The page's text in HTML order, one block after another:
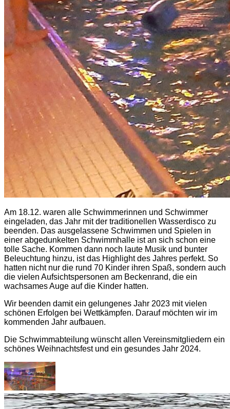
Am 18.12. waren alle Schwimmerinnen und Schwimmer
eingeladen, das Jahr mit der traditionellen Wasserdisco zu
beenden. Das ausgelassene Schwimmen und Spielen in
einer abgedunkelten Schwimmhalle ist an sich schon eine
tolle Sache. Kommen dann noch laute Musik und bunter
Beleuchtung hinzu, ist das Highlight des Jahres perfekt. So
hatten nicht nur die rund 70 Kinder ihren Spaß, sondern auch
die vielen Aufsichtspersonen am Beckenrand, die ein
wachsames Auge auf die Kinder hatten.
Wir beenden damit ein gelungenes Jahr 2023 mit vielen
schönen Erfolgen bei Wettkämpfen. Darauf möchten wir im
kommenden Jahr aufbauen.
Die Schwimmabteilung wünscht allen Vereinsmitgliedern ein
schönes Weihnachtsfest und ein gesundes Jahr 2024.